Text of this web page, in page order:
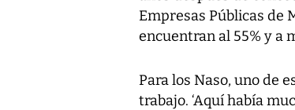
Empresas Públicas de
encuentran al 55% y a
Para los Naso, uno de
trabajo. ‘Aquí había